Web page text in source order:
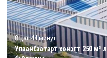
8 цаг 44 минут
Улаанбаатарт хоногт 250 м³